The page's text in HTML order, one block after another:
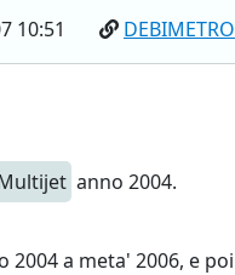
10:51 DEBIMETRO
anno 2004.
2004 a meta' 2006, e